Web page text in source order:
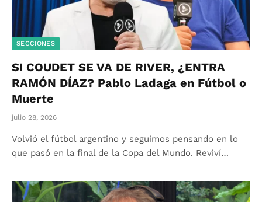
SECCIONES
SI COUDET SE VA DE RIVER, ¿ENTRA
RAMÓN DÍAZ? Pablo Ladaga en Fútbol o
Muerte
julio 28, 2026
Volvió el fútbol argentino y seguimos pensando en lo
que pasó en la final de la Copa del Mundo. Reviví…